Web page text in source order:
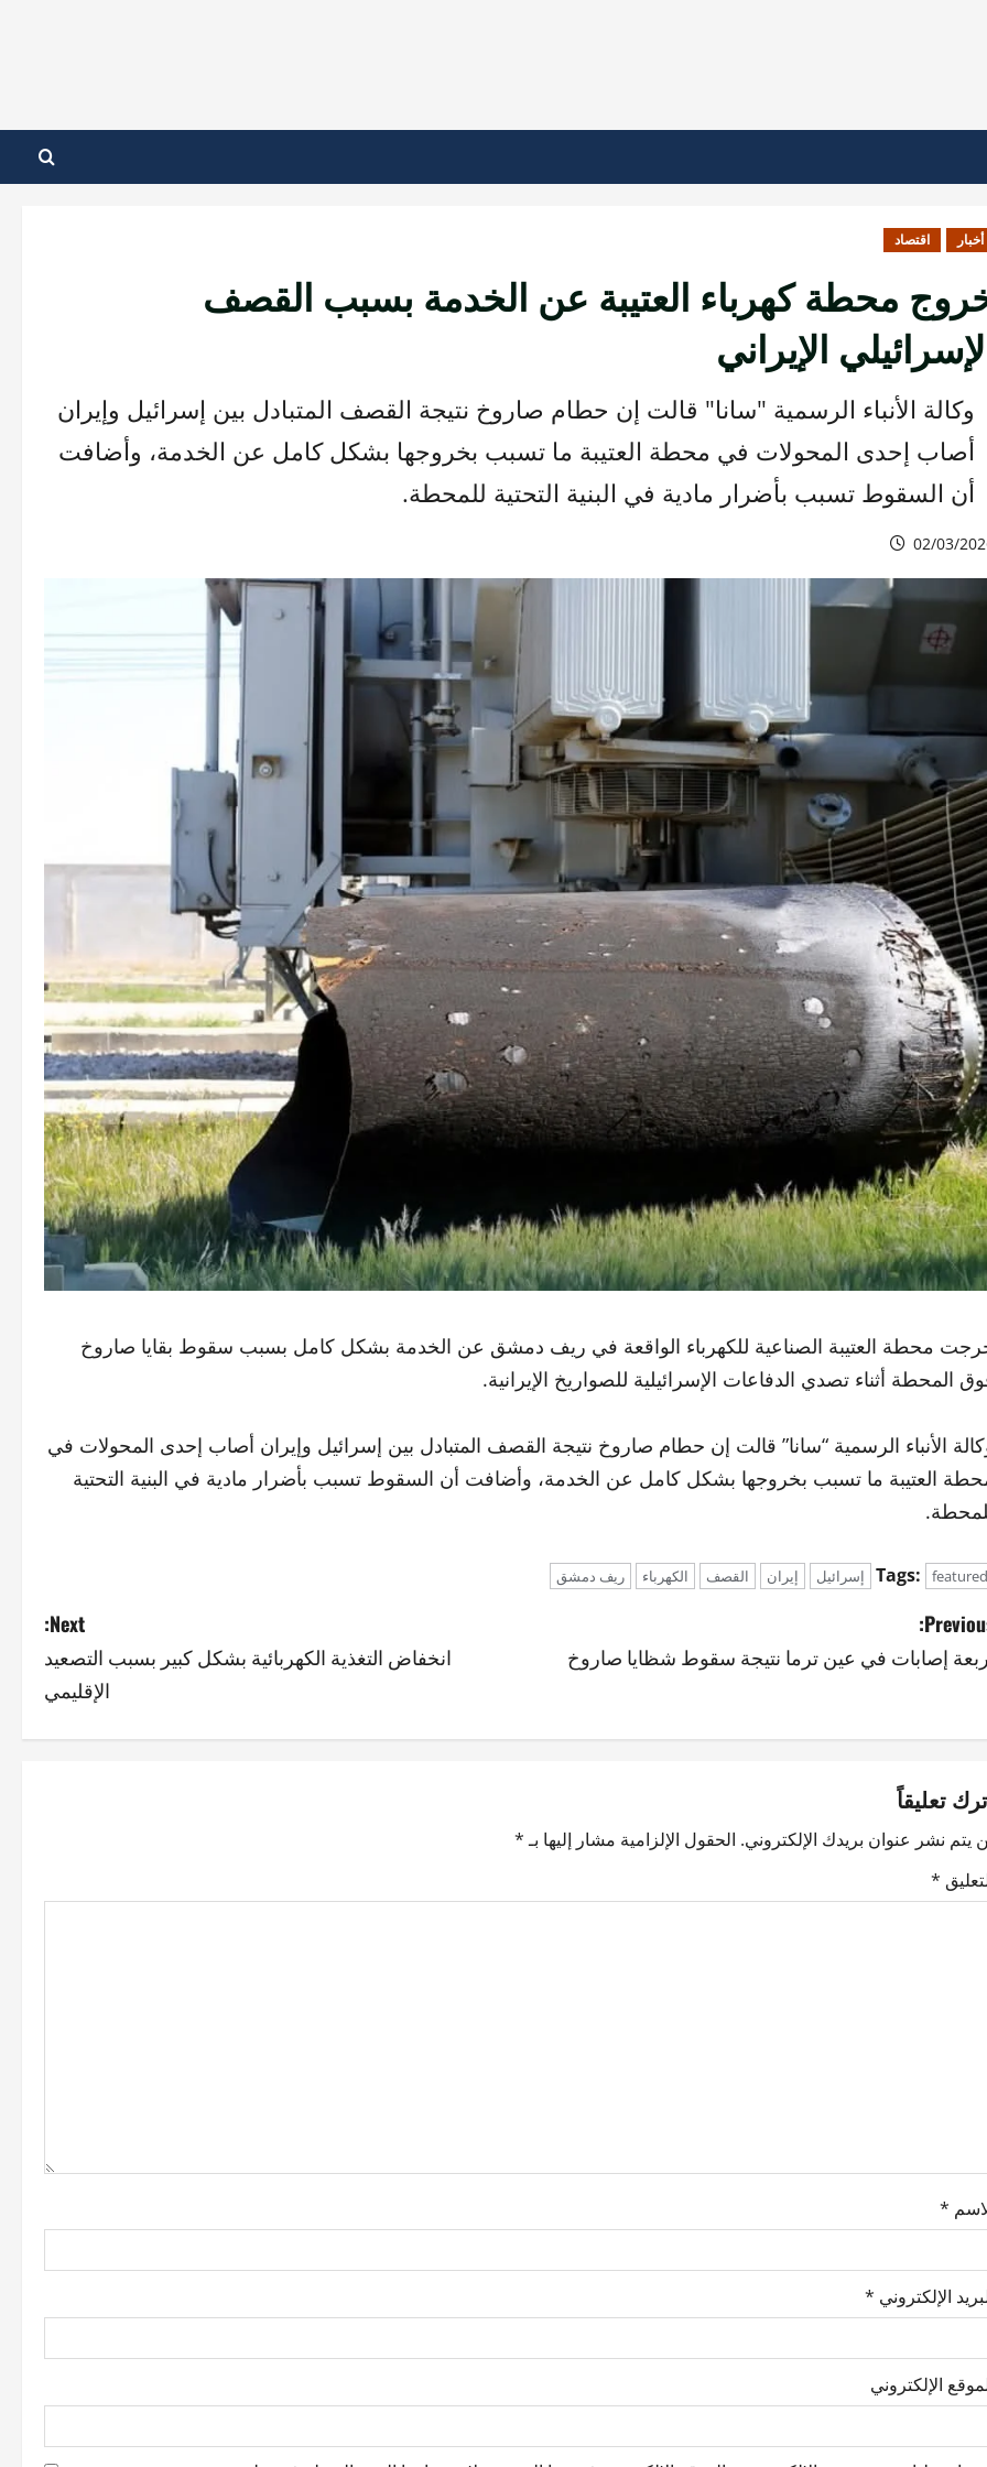
أخبار اقتصاد
محطة كهرباء العتيبة عن الخدمة بسبب القصف
الإيراني
وكالة الأنباء الرسمية "سانا" قالت إن حطام صاروخ نتيجة القصف المتبادل بين إسرائيل وإيران
أصاب إحدى المحولات في محطة العتيبة ما تسبب بخروجها بشكل كامل عن الخدمة، وأضافت
أن السقوط تسبب بأضرار مادية في البنية التحتية للمحطة.
02/03/
محطة العتيبة الصناعية للكهرباء الواقعة في ريف دمشق عن الخدمة بشكل كامل بسبب سقوط بقايا صاروخ
المحطة أثناء تصدي الدفاعات الإسرائيلية للصواريخ الإيرانية.
الأنباء الرسمية “سانا” قالت إن حطام صاروخ نتيجة القصف المتبادل بين إسرائيل وإيران أصاب إحدى المحولات في
العتيبة ما تسبب بخروجها بشكل كامل عن الخدمة، وأضافت أن السقوط تسبب بأضرار مادية في البنية التحتية
Tags: featured إسرائيل إيران القصف الكهرباء ريف دمشق
إصابات في عين ترما نتيجة سقوط شظايا صاروخ
Next:
انخفاض التغذية الكهربائية بشكل كبير بسبب التصعيد
الإقليمي
تعليقاً
يتم نشر عنوان بريدك الإلكتروني. الحقول الإلزامية مشار إليها بـ*
*
*
الإلكتروني *
الإلكتروني